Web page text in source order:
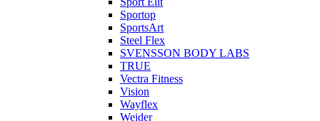
Sportop
SportsArt
Steel Flex
SVENSSON BODY LABS
TRUE
Vectra Fitness
Vision
Wayflex
Weider